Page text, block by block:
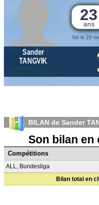
23
ans
Né le 29
Sander
TANGVIK
BILAN de Sander
Son bilan en
Compétitions
ALL, Bundesliga
Bilan total en